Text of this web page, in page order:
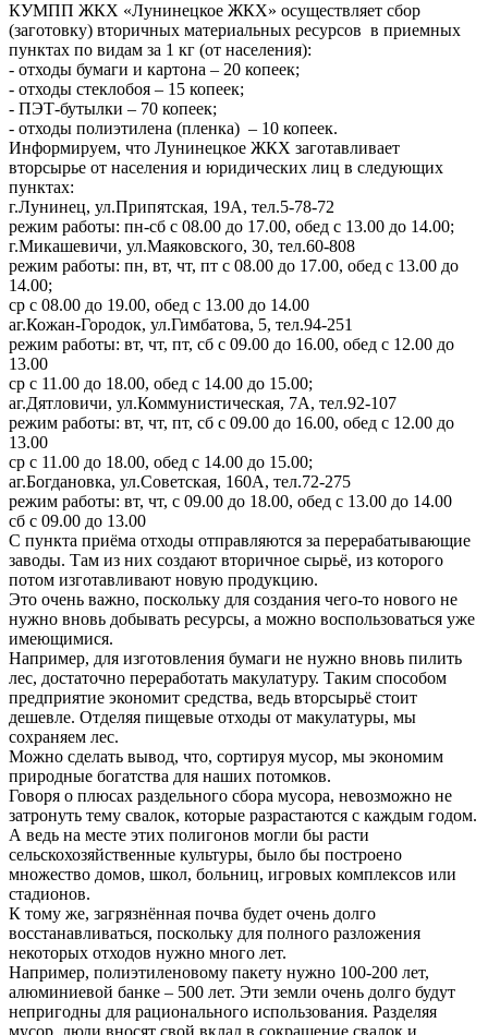
КУМПП ЖКХ «Лунинецкое ЖКХ» осуществляет сбор
(заготовку) вторичных материальных ресурсов в приемных
пунктах по видам за 1 кг (от населения):
- отходы бумаги и картона – 20 копеек;
- отходы стеклобоя – 15 копеек;
- ПЭТ-бутылки – 70 копеек;
- отходы полиэтилена (пленка) – 10 копеек.
Информируем, что Лунинецкое ЖКХ заготавливает
вторсырье от населения и юридических лиц в следующих
пунктах:
г.Лунинец, ул.Припятская, 19А, тел.5-78-72
режим работы: пн-сб с 08.00 до 17.00, обед с 13.00 до 14.00;
г.Микашевичи, ул.Маяковского, 30, тел.60-808
режим работы: пн, вт, чт, пт с 08.00 до 17.00, обед с 13.00 до
14.00;
ср с 08.00 до 19.00, обед с 13.00 до 14.00
аг.Кожан-Городок, ул.Гимбатова, 5, тел.94-251
режим работы: вт, чт, пт, сб с 09.00 до 16.00, обед с 12.00 до
13.00
ср с 11.00 до 18.00, обед с 14.00 до 15.00;
аг.Дятловичи, ул.Коммунистическая, 7А, тел.92-107
режим работы: вт, чт, пт, сб с 09.00 до 16.00, обед с 12.00 до
13.00
ср с 11.00 до 18.00, обед с 14.00 до 15.00;
аг.Богдановка, ул.Советская, 160А, тел.72-275
режим работы: вт, чт, с 09.00 до 18.00, обед с 13.00 до 14.00
сб с 09.00 до 13.00
С пункта приёма отходы отправляются за перерабатывающие
заводы. Там из них создают вторичное сырьё, из которого
потом изготавливают новую продукцию.
Это очень важно, поскольку для создания чего-то нового не
нужно вновь добывать ресурсы, а можно воспользоваться уже
имеющимися.
Например, для изготовления бумаги не нужно вновь пилить
лес, достаточно переработать макулатуру. Таким способом
предприятие экономит средства, ведь вторсырьё стоит
дешевле. Отделяя пищевые отходы от макулатуры, мы
сохраняем лес.
Можно сделать вывод, что, сортируя мусор, мы экономим
природные богатства для наших потомков.
Говоря о плюсах раздельного сбора мусора, невозможно не
затронуть тему свалок, которые разрастаются с каждым годом.
А ведь на месте этих полигонов могли бы расти
сельскохозяйственные культуры, было бы построено
множество домов, школ, больниц, игровых комплексов или
стадионов.
К тому же, загрязнённая почва будет очень долго
восстанавливаться, поскольку для полного разложения
некоторых отходов нужно много лет.
Например, полиэтиленовому пакету нужно 100-200 лет,
алюминиевой банке – 500 лет. Эти земли очень долго будут
непригодны для рационального использования. Разделяя